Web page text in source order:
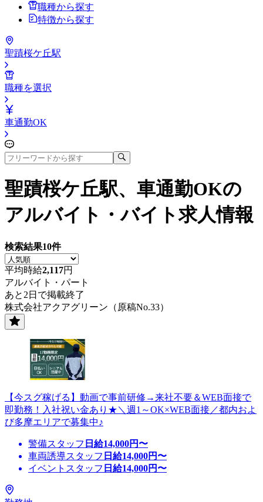
職種から探す
特徴から探す
聖蹟桜ケ丘駅
職種を選択
車通勤OK
聖蹟桜ケ丘駅、車通勤OKの
アルバイト・バイト求人情報
検索結果10件
平均時給2,117円
アルバイト・パート
あと2日で掲載終了
株式会社アクアグリーン（原稿No.33）
【今スグ稼げる】動画で事前研修→来社不要＆WEB面接で
即勤務！入社祝い金あり★＼週1～OK×WEB面接／都内およ
び多摩エリアで募集中♪
警備スタッフ 日給14,000円〜
車両誘導スタッフ 日給14,000円〜
イベントスタッフ 日給14,000円〜